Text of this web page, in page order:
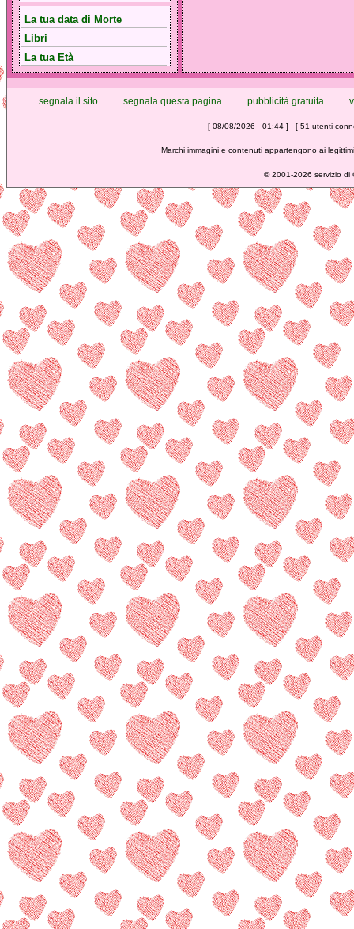
La tua data di Morte
Libri
La tua Età
segnala il sito segnala questa pagina pubblicità gratuita
[ 08/08/2026 - 01:44 ] - [ 51 utenti
Marchi immagini e contenuti appartengono ai
©2001-2026 servizio di